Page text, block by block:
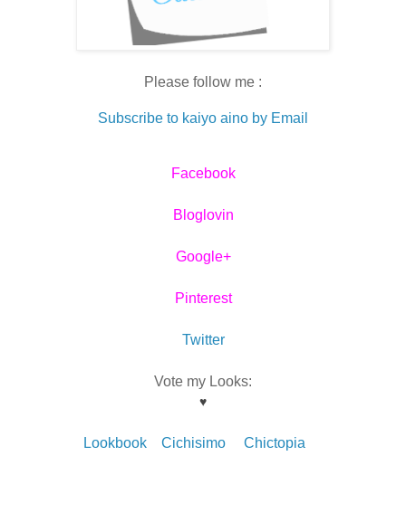
Please follow me :
Subscribe to kaiyo aino by Email
Facebook
Bloglovin
Google+
Pinterest
Twitter
Vote my Looks:
♥
Lookbook Cichisimo Chictopia